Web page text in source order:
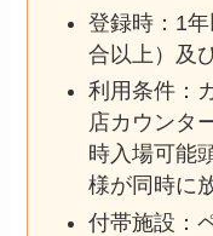
登録時：1
合以上）及
利用条件：
店カウンタ
時入場可能
様が同時に
付帯施設：